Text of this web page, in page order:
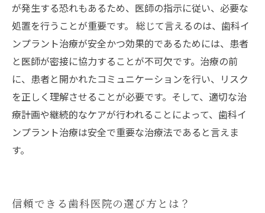
が発生する恐れもあるため、医師の指示に従い、必要な
処置を行うことが重要です。 総じて言えるのは、歯科イ
ンプラント治療が安全かつ効果的であるためには、患者
と医師が密接に協力することが不可欠です。治療の前
に、患者と開かれたコミュニケーションを行い、リスク
を正しく理解させることが必要です。そして、適切な治
療計画や継続的なケアが行われることによって、歯科イ
ンプラント治療は安全で重要な治療法であると言えま
す。
信頼できる歯科医院の選び方とは？